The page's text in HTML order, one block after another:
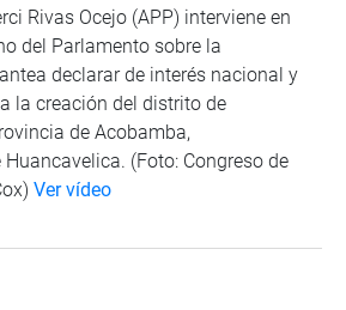
Rivas Ocejo (APP) interviene en
del Parlamento sobre la
declarar de interés nacional y
la creación del distrito de
de Acobamba,
(Foto: Congreso de
Ver vídeo